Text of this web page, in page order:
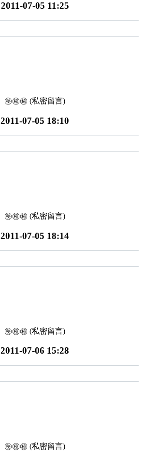
2011-07-05 11:25
㊙️㊙️㊙️ (私密留言)
2011-07-05 18:10
㊙️㊙️㊙️ (私密留言)
2011-07-05 18:14
㊙️㊙️㊙️ (私密留言)
2011-07-06 15:28
㊙️㊙️㊙️ (私密留言)